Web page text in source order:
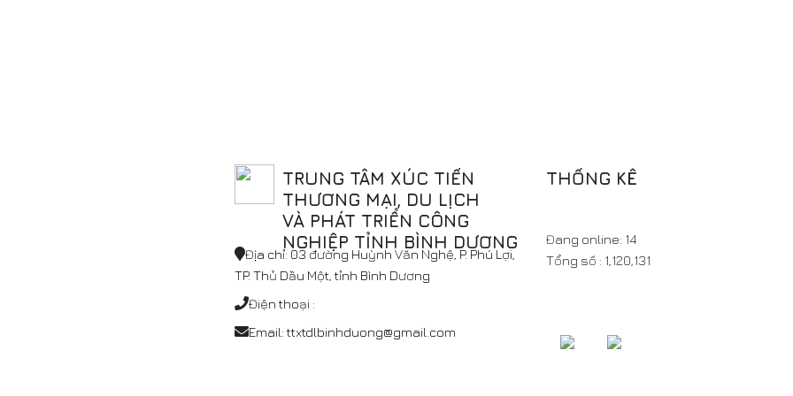
TRUNG TÂM XÚC TIẾN
THƯƠNG MẠI, DU LỊCH
VÀ PHÁT TRIỂN CÔNG
NGHIỆP TỈNH BÌNH DƯƠNG
Địa chỉ: 03 đường Huỳnh Văn Nghệ, P. Phú Lợi,
TP. Thủ Dầu Một, tỉnh Bình Dương
Điện thoại :
Email: ttxtdlbinhduong@gmail.com
THỐNG KÊ
Đang online: 14
Tổng số : 1,120,131